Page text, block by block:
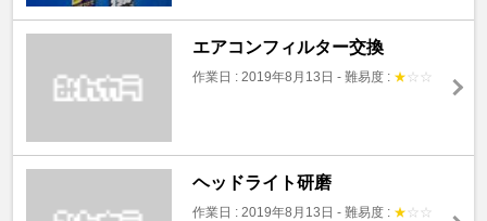
エアコンフィルター交換
作業日 : 2019年8月13日 - 難易度 : ★ ☆ ☆
ヘッドライト研磨
作業日 : 2019年8月13日 - 難易度 : ★ ☆ ☆